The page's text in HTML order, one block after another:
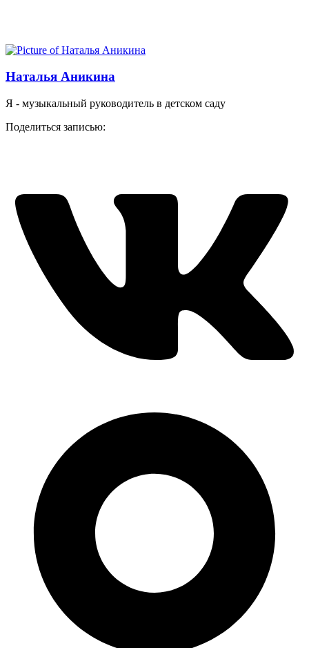
Наталья Аникина
Я - музыкальный руководитель в детском саду
Поделиться записью: